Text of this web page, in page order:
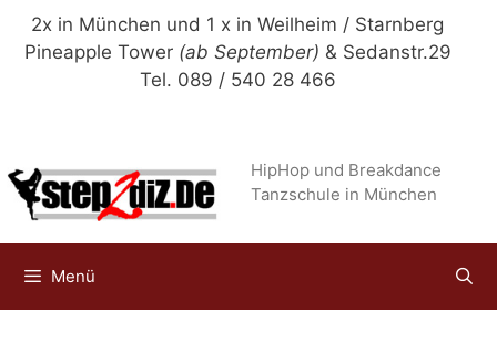
Zum
Inhalt
2x in München und 1 x in Weilheim / Starnberg
Pineapple Tower (ab September) & Sedanstr.29
Tel. 089 / 540 28 466
HipHop und Breakdance
Tanzschule in München
Menü